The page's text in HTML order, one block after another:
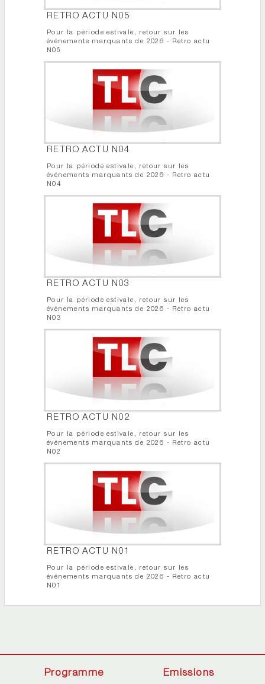
RETRO ACTU N05
Pour la période estivale, retour sur les
événements marquants de 2026 - Retro actu
N05
RETRO ACTU N04
Pour la période estivale, retour sur les
événements marquants de 2026 - Retro actu
N04
RETRO ACTU N03
Pour la période estivale, retour sur les
événements marquants de 2026 - Retro actu
N03
RETRO ACTU N02
Pour la période estivale, retour sur les
événements marquants de 2026 - Retro actu
N02
RETRO ACTU N01
Pour la période estivale, retour sur les
événements marquants de 2026 - Retro actu
N01
Programme Emissions